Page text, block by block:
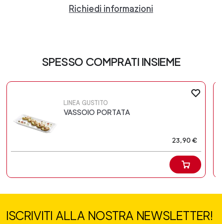
Richiedi informazioni
SPESSO COMPRATI INSIEME
LINEA GUSTITO
VASSOIO PORTATA
23,90 €
ISCRIVITI ALLA NOSTRA NEWSLETTER!